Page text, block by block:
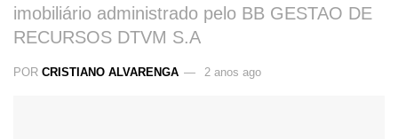
imobiliário administrado pelo BB GESTAO DE
RECURSOS DTVM S.A
POR CRISTIANO ALVARENGA 2 anos ago